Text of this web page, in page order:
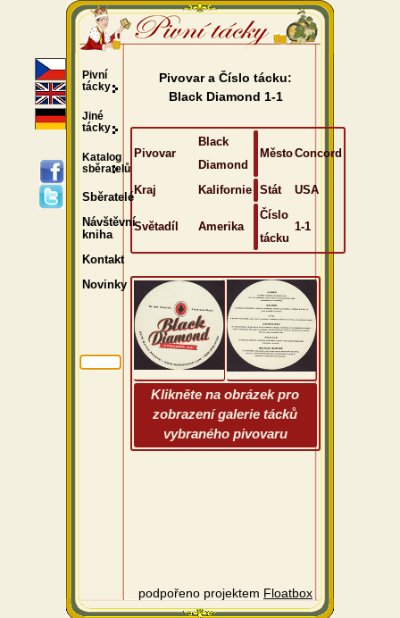
Pivovar a Číslo tácku:
Black Diamond 1-1
Pivovar
Black
Diamond
MěstoConcord
Kraj Kalifornie Stát USA
Světadíl Amerika
Číslo
tácku
1-1
Klikněte na obrázek pro
zobrazení galerie tácků
vybraného pivovaru
podpořeno projektem Floatbox
Pivní
tácky
Jiné
tácky
Katalog
sběratelů
Sběratelé
Návštěvní
kniha
Kontakt
Novinky